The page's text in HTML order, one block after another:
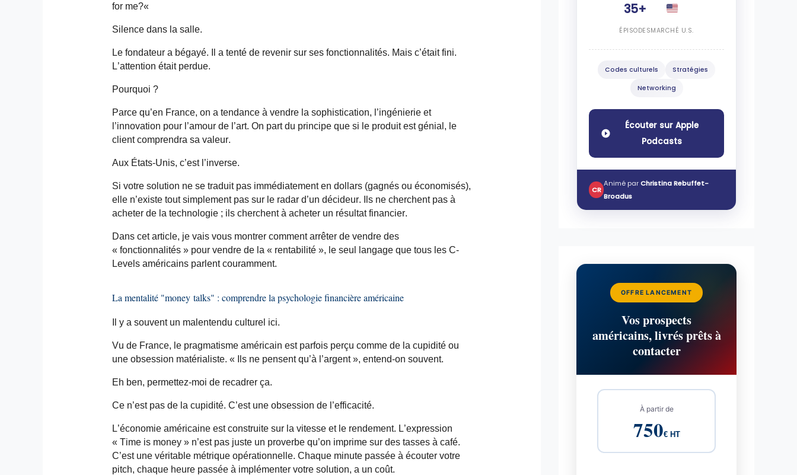
for me?«
Silence dans la salle.
Le fondateur a bégayé. Il a tenté de revenir sur ses fonctionnalités. Mais c’était fini.
L’attention était perdue.
Pourquoi ?
Parce qu’en France, on a tendance à vendre la sophistication, l’ingénierie et
l’innovation pour l’amour de l’art. On part du principe que si le produit est génial, le
client comprendra sa valeur.
Aux États-Unis, c’est l’inverse.
Si votre solution ne se traduit pas immédiatement en dollars (gagnés ou économisés),
elle n’existe tout simplement pas sur le radar d’un décideur. Ils ne cherchent pas à
acheter de la technologie ; ils cherchent à acheter un résultat financier.
Dans cet article, je vais vous montrer comment arrêter de vendre des
« fonctionnalités » pour vendre de la « rentabilité », le seul langage que tous les C-
Levels américains parlent couramment.
La mentalité "money talks" : comprendre la psychologie financière américaine
Il y a souvent un malentendu culturel ici.
Vu de France, le pragmatisme américain est parfois perçu comme de la cupidité ou
une obsession matérialiste. « Ils ne pensent qu’à l’argent », entend-on souvent.
Eh ben, permettez-moi de recadrer ça.
Ce n’est pas de la cupidité. C’est une obsession de l’efficacité.
L’économie américaine est construite sur la vitesse et le rendement. L’expression
« Time ismoney » n’est pas juste un proverbe qu’on imprime sur des tasses à café.
C’est une véritable métrique opérationnelle. Chaque minute passée à écouter votre
pitch, chaque heure passée à implémenter votre solution, a un coût.
35+
ÉPISODESMARCHÉ U.S.
Codes culturels Stratégies
Networking
Écouter sur Apple
Podcasts
CR
Animé parChristina Rebuffet-
Broadus
OFFRE LANCEMENT
Vos prospects
américains, livrés prêts à
contacter
À partir de
750€ HT